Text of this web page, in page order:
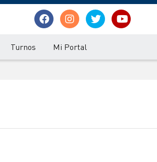
Turnos Mi Portal